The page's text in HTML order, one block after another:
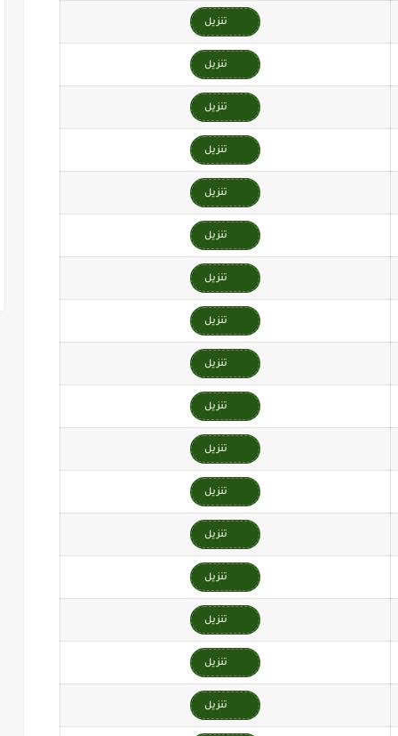
تنزيل
تنزيل
تنزيل
تنزيل
تنزيل
تنزيل
تنزيل
تنزيل
تنزيل
تنزيل
تنزيل
تنزيل
تنزيل
تنزيل
تنزيل
تنزيل
تنزيل